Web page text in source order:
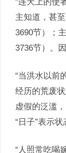
主知道，甚
3690节）；
3736节）。
“当洪水以前
经历的荒废
虚假的泛滥
“日子”表示状
“人照常吃喝